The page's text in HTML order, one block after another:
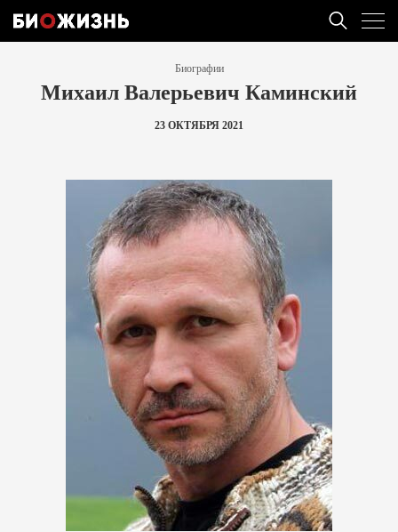
Биографии
Михаил Валерьевич Каминский
23 ОКТЯБРЯ 2021